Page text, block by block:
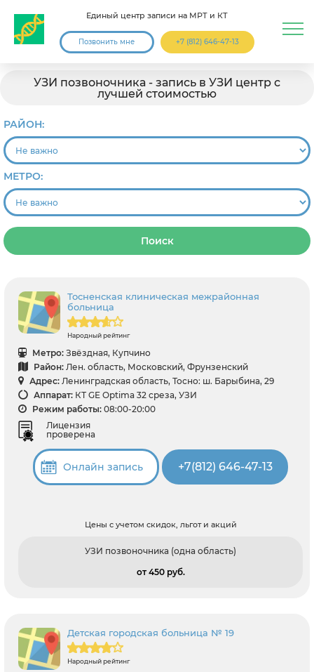
Единый центр записи на МРТ и КТ
Позвонить мне +7 (812) 646-47-13
УЗИ позвоночника - запись в УЗИ центр с
лучшей стоимостью
РАЙОН:
МЕТРО:
Поиск
Тосненская клиническая межрайонная
больница
Народный рейтинг
Метро: Звёздная, Купчино
Район: Лен. область, Московский, Фрунзенский
Адрес: Ленинградская область, Тосно: ш. Барыбина, 29
Аппарат: КТ GE Optima 32 среза, УЗИ
Режим работы: 08:00-20:00
Лицензия
проверена
Онлайн запись +7(812) 646-47-13
Цены с учетом скидок, льгот и акций
УЗИ позвоночника (одна область)
от 450 pуб.
Детская городская больница № 19
Народный рейтинг